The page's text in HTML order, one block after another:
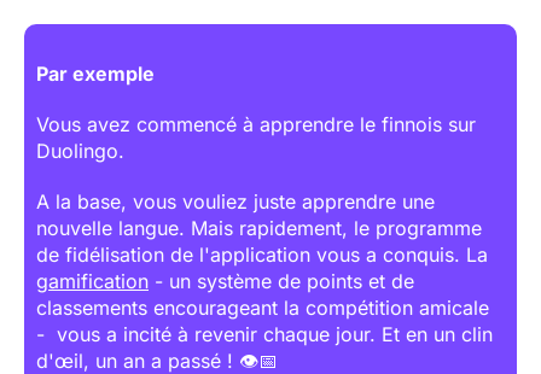
Par exemple
Vous avez commencé à apprendre le finnois sur
Duolingo.
A la base, vous vouliez juste apprendre une
nouvelle langue. Mais rapidement, le programme
de fidélisation de l'application vous a conquis. La
gamification - un système de points et de
classements encourageant la compétition amicale
- vous a incité à revenir chaque jour. Et en un clin
d'œil, un an a passé ! 👁️📅